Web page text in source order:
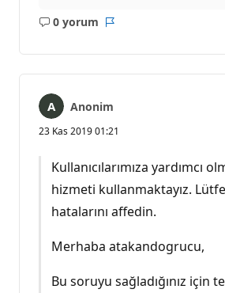
0 yorum
Açıklama
Anonim
23 Kas 2019 01:21
Kullanıcılarımıza yardımcı
hizmeti kullanmaktayız.
hatalarını affedin.
Merhaba atakandogrucu,
Bu soruyu sağladığınız için